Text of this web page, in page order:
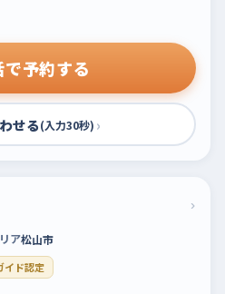
で予約する
せる(入力30秒) ›
›
ア松山市
イド認定